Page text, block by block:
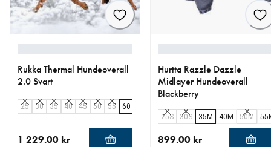
Rukka Thermal Hundeoverall
2.0 Svart
25 30 35 40 45 50 55 60
1 229.00 kr
Hurtta Razzle Dazzle
Midlayer Hundeoverall
Blackberry
25S 30S 35M 40M 50M
899.00 kr